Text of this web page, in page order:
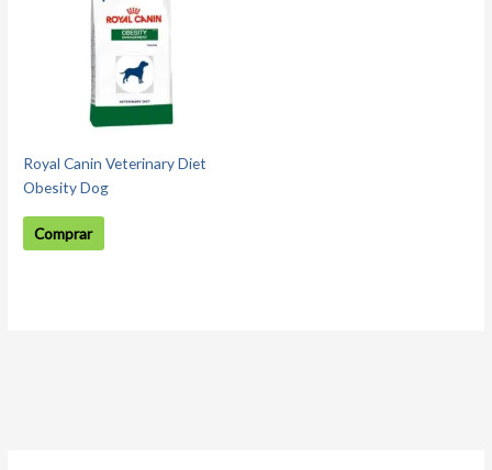
Royal Canin Veterinary Diet
Obesity Dog
Comprar